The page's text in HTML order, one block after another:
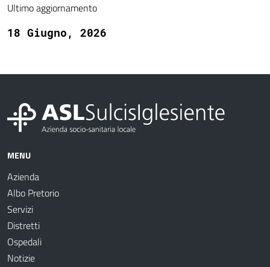
Ultimo aggiornamento
18 Giugno, 2026
MENU
Azienda
Albo Pretorio
Servizi
Distretti
Ospedali
Notizie